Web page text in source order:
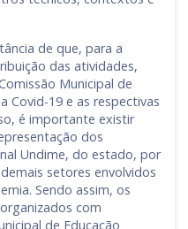
de que, para a
das atividades,
Municipal de
Covid-19 e as respectivas
é importante existir
dos
Undime, do estado, por
setores envolvidos
Sendo assim, os
com
de Educação